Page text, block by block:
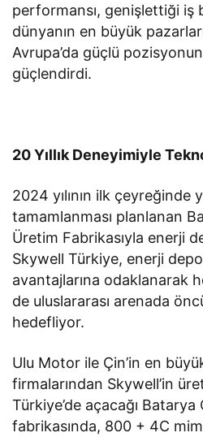
performansı, genişlettiği iş
dünyanın en büyük
Avrupa’da güçlü
güçlendirdi.
20 Yıllık Deneyimiyle
2024 yılının ilk çeyreğinde
tamamlanması planlanan
Üretim Fabrikasıyla enerji
Skywell Türkiye, enerji
avantajlarına odaklanarak
de uluslararası arenada
hedefliyor.
Ulu Motor ile Çin’in en
firmalarından Skywell’in
Türkiye’de açacağı
fabrikasında, 800 + 4C